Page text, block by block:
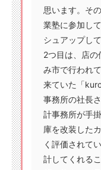
思います。そ
業塾に参加し
シュアップし
2つ目は、店の
み市で行われ
来ていた「
事務所の社長
計事務所が手
庫を改装した
く評価されて
計してくれる